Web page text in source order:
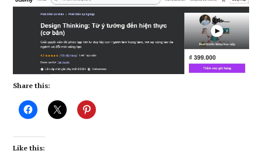
Share this:
Like this: